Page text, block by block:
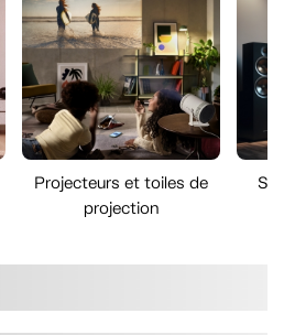
Projecteurs et toiles de
projection